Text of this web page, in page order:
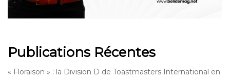
Publications Récentes
« Floraison » : la Division D de Toastmasters International en